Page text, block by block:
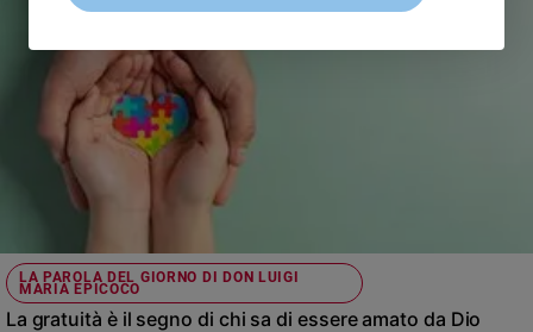
LA PAROLA DEL GIORNO DI DON LUIGI
MARIA EPICOCO
La gratuità è il segno di chi sa di essere amato da Dio